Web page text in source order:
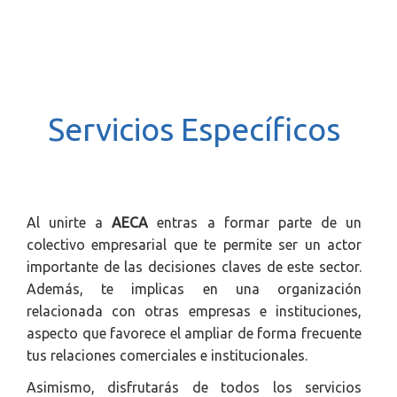
t
Servicios Específicos
Al unirte aAECA entras a formar parte de un
colectivo empresarial que te permite ser un actor
importante de las decisiones claves de este sector.
Además, te implicas en una organización
relacionada con otras empresas e instituciones,
aspecto que favorece el ampliar de forma frecuente
tus relaciones comerciales e institucionales.
Asimismo, disfrutarás de todos los servicios